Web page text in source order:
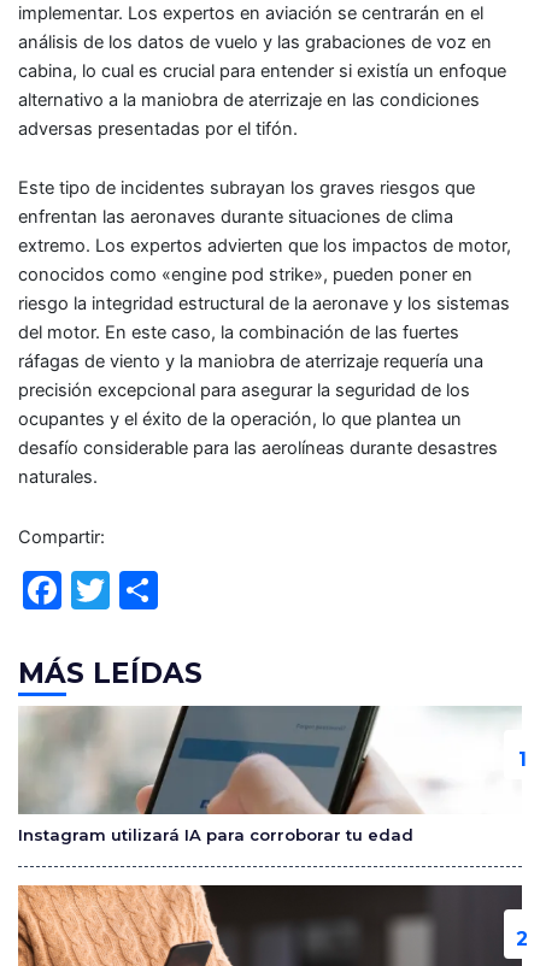
implementar. Los expertos en aviación se centrarán en el
análisis de los datos de vuelo y las grabaciones de voz en
cabina, lo cual es crucial para entender si existía un enfoque
alternativo a la maniobra de aterrizaje en las condiciones
adversas presentadas por el tifón.
Este tipo de incidentes subrayan los graves riesgos que
enfrentan las aeronaves durante situaciones de clima
extremo. Los expertos advierten que los impactos de motor,
conocidos como «engine pod strike», pueden poner en
riesgo la integridad estructural de la aeronave y los sistemas
del motor. En este caso, la combinación de las fuertes
ráfagas de viento y la maniobra de aterrizaje requería una
precisión excepcional para asegurar la seguridad de los
ocupantes y el éxito de la operación, lo que plantea un
desafío considerable para las aerolíneas durante desastres
naturales.
Compartir:
F
c
e
b
o
o
k
T
itt
er
m
p
ar
tir
MÁS LEÍDAS
Instagram utilizará IA para corroborar tu edad